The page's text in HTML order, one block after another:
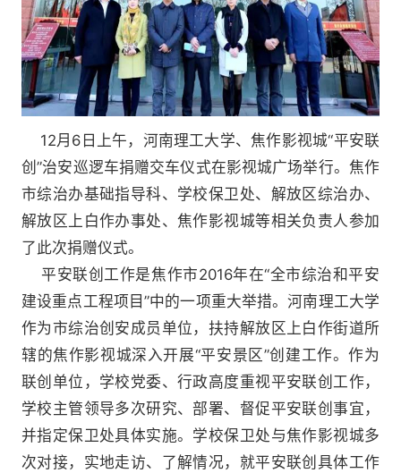
12月6日上午，河南理工大学、焦作影视城“平安联
创”治安巡逻车捐赠交车仪式在影视城广场举行。焦作
市综治办基础指导科、学校保卫处、解放区综治办、
解放区上白作办事处、焦作影视城等相关负责人参加
了此次捐赠仪式。
平安联创工作是焦作市2016年在“全市综治和平安
建设重点工程项目”中的一项重大举措。河南理工大学
作为市综治创安成员单位，扶持解放区上白作街道所
辖的焦作影视城深入开展“平安景区”创建工作。作为
联创单位，学校党委、行政高度重视平安联创工作，
学校主管领导多次研究、部署、督促平安联创事宜，
并指定保卫处具体实施。学校保卫处与焦作影视城多
次对接，实地走访、了解情况，就平安联创具体工作